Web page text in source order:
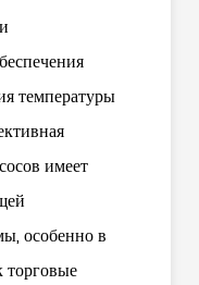
температуры
имеет
особенно в
торговые